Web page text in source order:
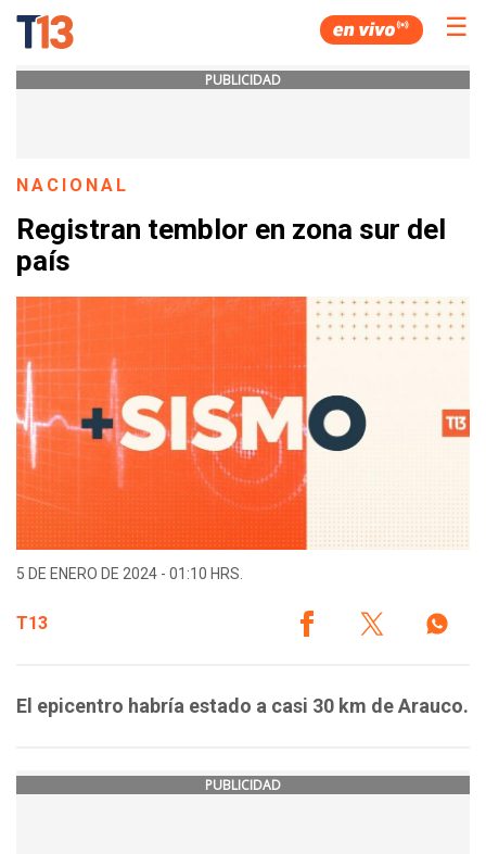
☰
PUBLICIDAD
NACIONAL
Registran temblor en zona sur del
país
5 DE ENERO DE 2024 - 01:10 HRS.
T13
El epicentro habría estado a casi 30 km de Arauco.
PUBLICIDAD